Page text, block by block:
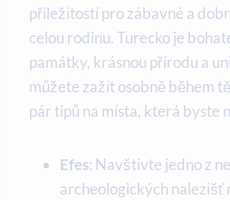
příležitostí pro zábavné a
celou rodinu. Turecko je
památky, krásnou přírodu a
můžete zažít osobně během
pár tipů na místa, která byste
Efes: Navštivte jedno z
archeologických nalezišť